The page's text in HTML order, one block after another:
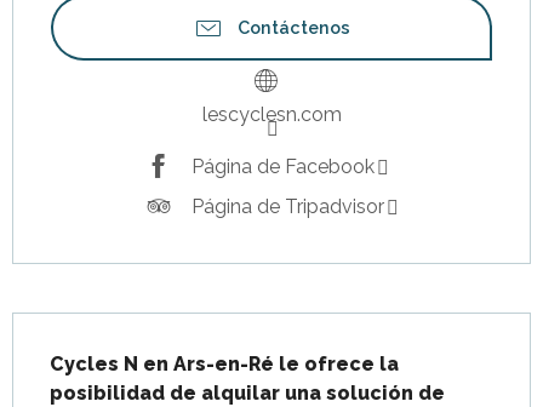
Contáctenos
lescyclesn.com
Página de Facebook
Página de Tripadvisor
Cycles N en Ars-en-Ré le ofrece la
posibilidad de alquilar una solución de